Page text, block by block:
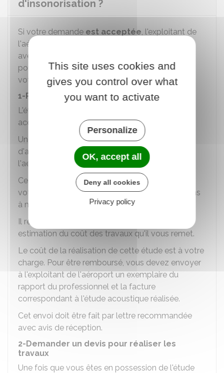
d'insonorisation ?
Si votre demande est acceptée, l'exploitant de
l'aéroport vous envoie une lettre recommandée
avec avis de réception vous indiquant que vous
pouvez faire réaliser une étude acoustique de
votre logement.
1-Réaliser une étude acoustique
L'étude acoustique doit être réalisée par un
acousticien ou un bureau d'étude spécialisée.
Une liste est fournie en annexe de la décision
d'attribution de l'aide remise par l'exploitant de
l'aéroport.
Ce professionnel doit faire un état des lieux de
votre logement et définir les objectifs et solutions
à mettre en œuvre.
Il rédige ensuite un rapport accompagné d'une
estimation du coût des travaux qu'il vous remet.
Le coût de la réalisation de cette étude est à votre
charge. Pour être remboursé, vous devez envoyer
à l'exploitant de l'aéroport un exemplaire du
rapport du professionnel et la facture
correspondant à l'étude acoustique réalisée.
Cet envoi doit être fait par lettre recommandée
avec avis de réception.
2-Demander un devis pour réaliser les
travaux
Une fois que vous êtes en possession de l'étude
This site uses cookies and
gives you control over what
you want to activate
Personalize
OK, accept all
Deny all cookies
Privacy policy